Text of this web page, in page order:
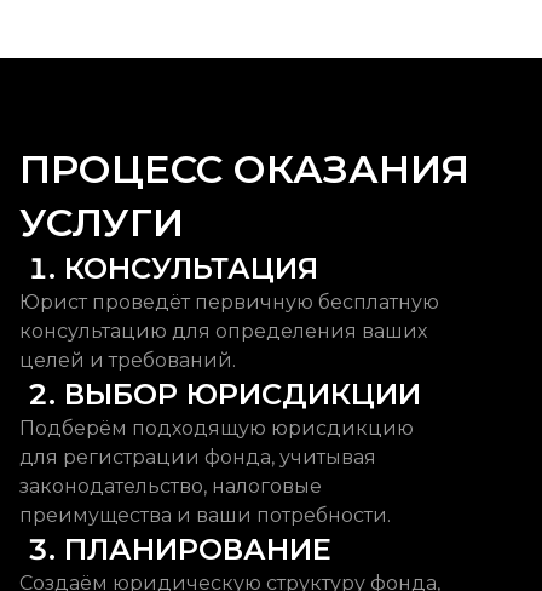
ПРОЦЕСС ОКАЗАНИЯ
УСЛУГИ
1. КОНСУЛЬТАЦИЯ
Юрист проведёт первичную бесплатную
консультацию для определения ваших
целей и требований.
2. ВЫБОР ЮРИСДИКЦИИ
Подберём подходящую юрисдикцию
для регистрации фонда, учитывая
законодательство, налоговые
преимущества и ваши потребности.
3. ПЛАНИРОВАНИЕ
Создаём юридическую структуру фонда,